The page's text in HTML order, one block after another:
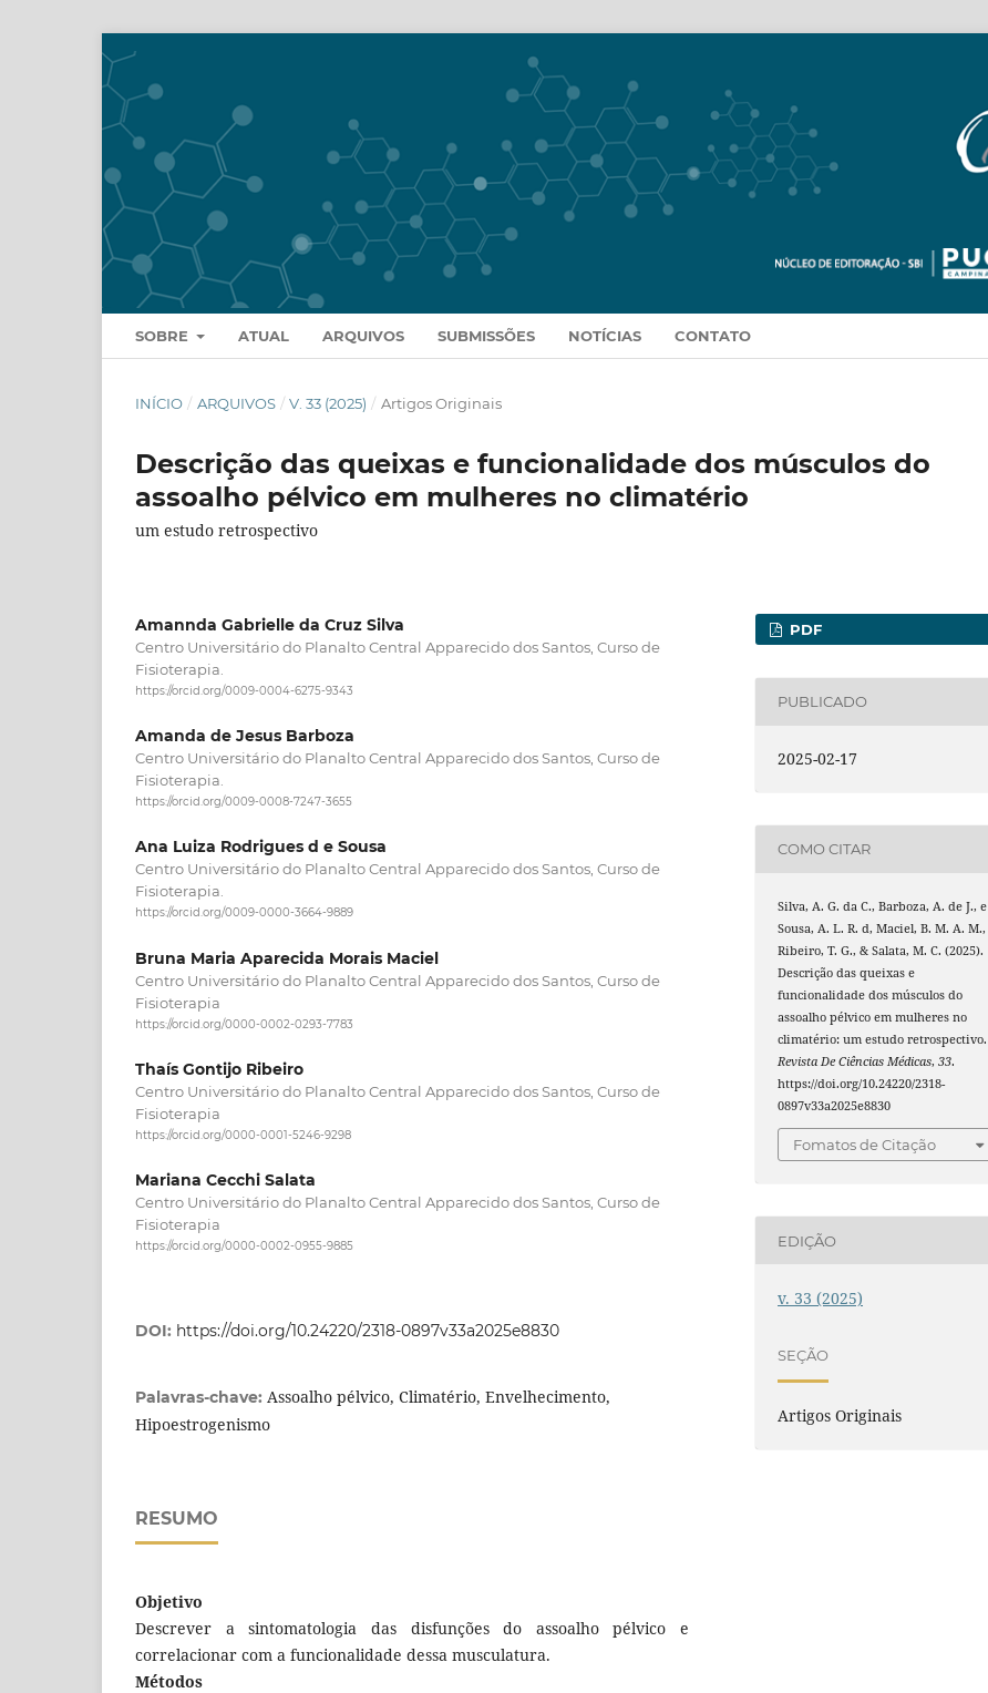
SOBRE ATUAL ARQUIVOS SUBMISSÕES NOTÍCIAS CONTATO
INÍCIO / ARQUIVOS / V. 33 (2025) / Artigos Originais
Descrição das queixas e funcionalidade dos músculos do
assoalho pélvico em mulheres no climatério
um estudo retrospectivo
Amannda Gabrielle da Cruz Silva
Centro Universitário do Planalto Central Apparecido dos Santos, Curso de
Fisioterapia.
https://orcid.org/0009-0004-6275-9343
Amanda de Jesus Barboza
Centro Universitário do Planalto Central Apparecido dos Santos, Curso de
Fisioterapia.
https://orcid.org/0009-0008-7247-3655
Ana Luiza Rodrigues d e Sousa
Centro Universitário do Planalto Central Apparecido dos Santos, Curso de
Fisioterapia.
https://orcid.org/0009-0000-3664-9889
Bruna Maria Aparecida Morais Maciel
Centro Universitário do Planalto Central Apparecido dos Santos, Curso de
Fisioterapia
https://orcid.org/0000-0002-0293-7783
Thaís Gontijo Ribeiro
Centro Universitário do Planalto Central Apparecido dos Santos, Curso de
Fisioterapia
https://orcid.org/0000-0001-5246-9298
Mariana Cecchi Salata
Centro Universitário do Planalto Central Apparecido dos Santos, Curso de
Fisioterapia
https://orcid.org/0000-0002-0955-9885
DOI: https://doi.org/10.24220/2318-0897v33a2025e8830
Palavras-chave: Assoalho pélvico, Climatério, Envelhecimento,
Hipoestrogenismo
RESUMO
Objetivo
Descrever a sintomatologia das disfunções do assoalho pélvico e
correlacionar com a funcionalidade dessa musculatura.
Métodos
PDF
PUBLICADO
2025-02-17
COMO CITAR
Silva, A. G. da C., Barboza, A. de J., e
Sousa, A. L. R. d, Maciel, B. M. A. M.,
Ribeiro, T. G., & Salata, M. C. (2025).
Descrição das queixas e
funcionalidade dos músculos do
assoalho pélvico em mulheres no
climatério: um estudo retrospectivo.
Revista De Ciências Médicas,33.
https://doi.org/10.24220/2318-
0897v33a2025e8830
Fomatos de Citação
EDIÇÃO
v. 33 (2025)
SEÇÃO
Artigos Originais